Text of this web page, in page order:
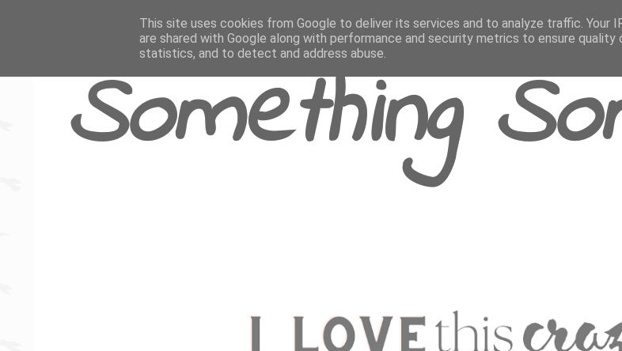
Something
This site uses cookies from Google to deliver its services and to analyze traffic. Your
are shared with Google along with performance and security metrics to ensure quality
statistics, and to detect and address abuse.